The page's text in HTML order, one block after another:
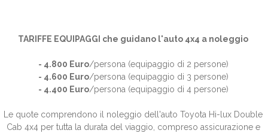
TARIFFE EQUIPAGGI che guidano l'auto 4x4 a noleggio
- 4.800 Euro/persona (equipaggio di 2 persone)
- 4.600 Euro/persona (equipaggio di 3 persone)
- 4.400 Euro/persona (equipaggio di 4 persone)
Le quote comprendono il noleggio dell'auto Toyota Hi-lux Double
Cab 4x4 per tutta la durata del viaggio, compreso assicurazione e